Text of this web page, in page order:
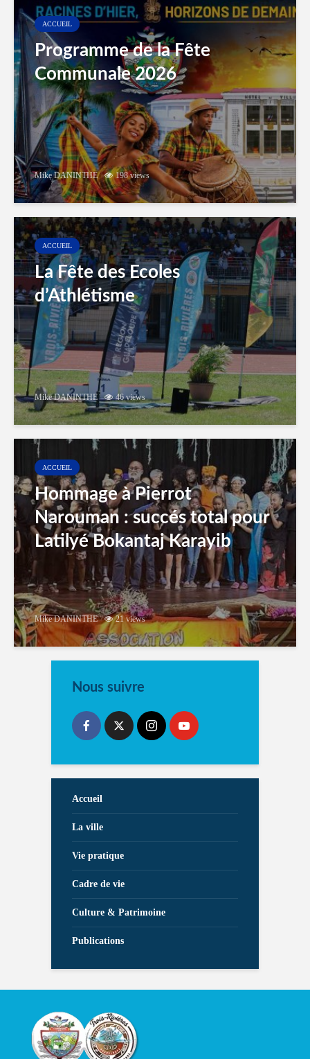
ACCUEIL
Programme de la Fête
Communale 2026
Mike DANINTHE 198 views
ACCUEIL
La Fête des Ecoles
d’Athlétisme
Mike DANINTHE 46 views
ACCUEIL
Hommage à Pierrot
Narouman : succés total pour
Latilyé Bokantaj Karayib
Mike DANINTHE 21 views
Nous suivre
Accueil
La ville
Vie pratique
Cadre de vie
Culture & Patrimoine
Publications